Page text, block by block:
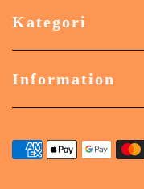
Kategori
Information